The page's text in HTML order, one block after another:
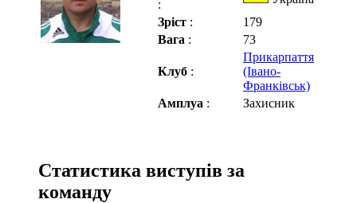
:
Зріст :
179
Вага : 73
Клуб :
Прикарпаття
(Івано-
Франківськ)
Амплуа : Захисник
Статистика виступів за
команду